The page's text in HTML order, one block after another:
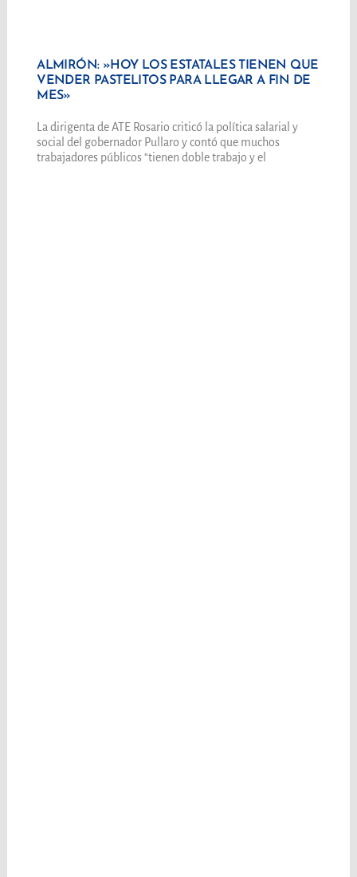
ALMIRÓN: »HOY LOS ESTATALES TIENEN QUE
VENDER PASTELITOS PARA LLEGAR A FIN DE
MES»
La dirigenta de ATE Rosario criticó la política salarial y
social del gobernador Pullaro y contó que muchos
trabajadores públicos “tienen doble trabajo y el